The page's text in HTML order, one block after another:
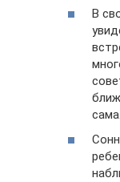
В
сама.